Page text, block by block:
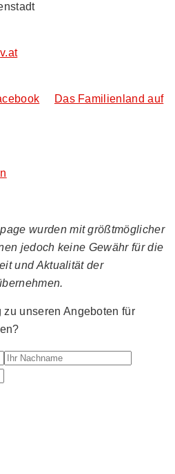
Das Familienland auf
wurden mit größtmöglicher
jedoch keine Gewähr für die
und Aktualität der
unseren Angeboten für
Ihr Nachname